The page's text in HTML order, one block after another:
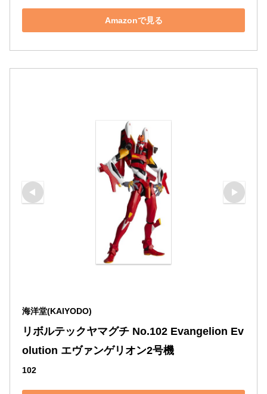
Amazonで見る
海洋堂(KAIYODO)
リボルテックヤマグチ No.102 Evangelion Ev
olution エヴァンゲリオン2号機
102